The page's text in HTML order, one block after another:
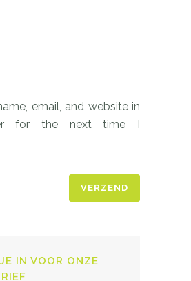
email, and website in
for the next time I
IN VOOR ONZE